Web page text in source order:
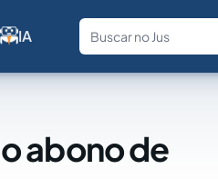
IA
Fale
abono de